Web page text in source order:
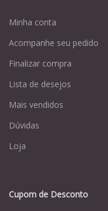
Minha conta
Acompanhe seu pedido
Finalizar compra
Lista de desejos
Mais vendidos
Dúvidas
Loja
Cupom de Desconto